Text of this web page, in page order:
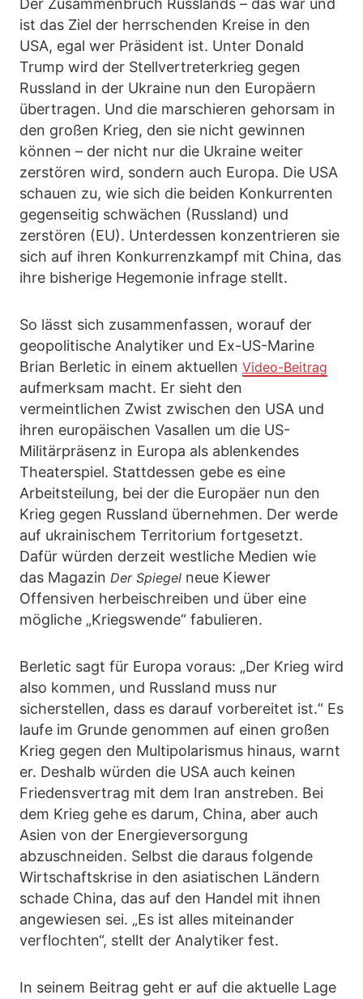
Der Zusammenbruch Russlands – das war und
ist das Ziel der herrschenden Kreise in den
USA, egal wer Präsident ist. Unter Donald
Trump wird der Stellvertreterkrieg gegen
Russland in der Ukraine nun den Europäern
übertragen. Und die marschieren gehorsam in
den großen Krieg, den sie nicht gewinnen
können – der nicht nur die Ukraine weiter
zerstören wird, sondern auch Europa. Die USA
schauen zu, wie sich die beiden Konkurrenten
gegenseitig schwächen (Russland) und
zerstören (EU). Unterdessen konzentrieren sie
sich auf ihren Konkurrenzkampf mit China, das
ihre bisherige Hegemonie infrage stellt.
So lässt sich zusammenfassen, worauf der
geopolitische Analytiker und Ex-US-Marine
Brian Berletic in einem aktuellen Video-Beitrag
aufmerksam macht. Er sieht den
vermeintlichen Zwist zwischen den USA und
ihren europäischen Vasallen um die US-
Militärpräsenz in Europa als ablenkendes
Theaterspiel. Stattdessen gebe es eine
Arbeitsteilung, bei der die Europäer nun den
Krieg gegen Russland übernehmen. Der werde
auf ukrainischem Territorium fortgesetzt.
Dafür würden derzeit westliche Medien wie
das Magazin Der Spiegel neue Kiewer
Offensiven herbeischreiben und über eine
mögliche „Kriegswende“ fabulieren.
Berletic sagt für Europa voraus: „Der Krieg wird
also kommen, und Russland muss nur
sicherstellen, dass es darauf vorbereitet ist.“ Es
laufe im Grunde genommen auf einen großen
Krieg gegen den Multipolarismus hinaus, warnt
er. Deshalb würden die USA auch keinen
Friedensvertrag mit dem Iran anstreben. Bei
dem Krieg gehe es darum, China, aber auch
Asien von der Energieversorgung
abzuschneiden. Selbst die daraus folgende
Wirtschaftskrise in den asiatischen Ländern
schade China, das auf den Handel mit ihnen
angewiesen sei. „Es ist alles miteinander
verflochten“, stellt der Analytiker fest.
In seinem Beitrag geht er auf die aktuelle Lage